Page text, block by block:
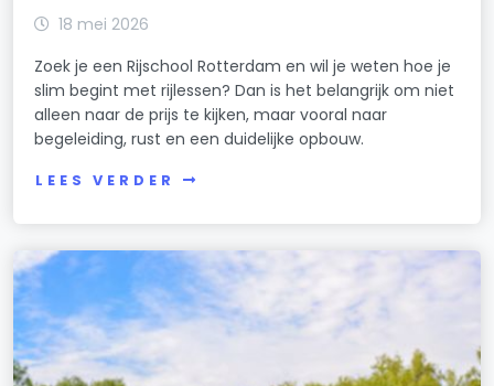
18 mei 2026
Zoek je een Rijschool Rotterdam en wil je weten hoe je
slim begint met rijlessen? Dan is het belangrijk om niet
alleen naar de prijs te kijken, maar vooral naar
begeleiding, rust en een duidelijke opbouw.
LEES VERDER